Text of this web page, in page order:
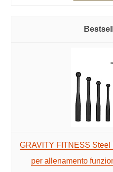
GRAVITY FITNESS
per allenamento